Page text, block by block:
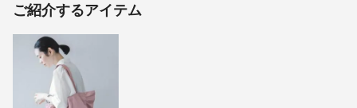
ご紹介するアイテム